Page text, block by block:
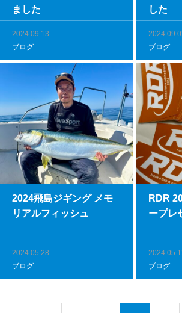
ました
2024.09.13
ブログ
した
ブログ
2024飛島ジギング メモ
リアルフィッシュ
2024.05.28
ブログ
RDR
ープレ
ブログ